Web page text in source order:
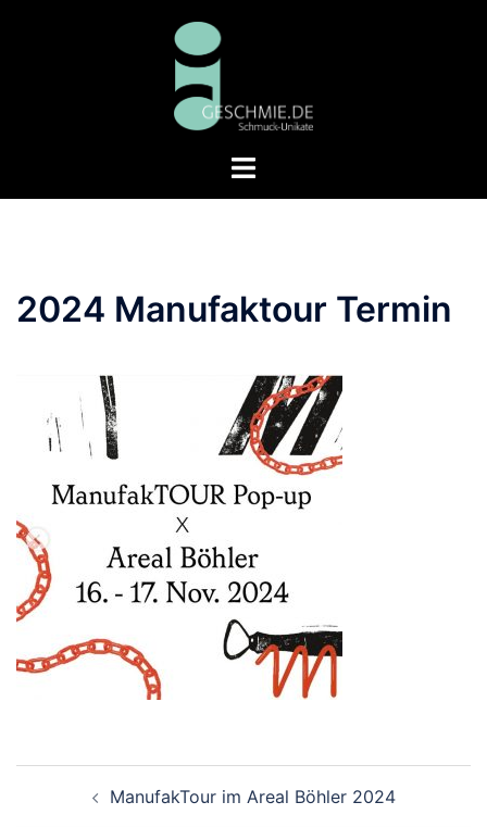
Menü
2024 Manufaktour Termin
ManufakTour im Areal Böhler 2024